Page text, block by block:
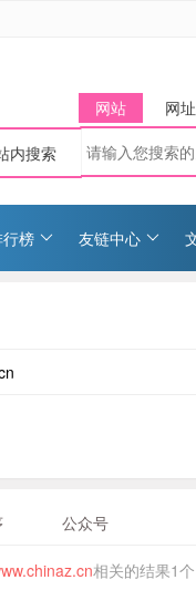
网站 网址
内搜索
榜 友链中心
公众号
相关的结果1个